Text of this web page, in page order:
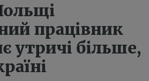
працівник
утричі більше,